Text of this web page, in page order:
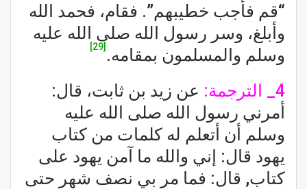
“قم فأجب خطيبهم”. فقام، فحمد الله
وأبلغ، وسر رسول الله صلى الله عليه
وسلم والمسلمون بمقامه. [29]
4_ الترجمة:
عن زيد بن ثابت، قال:
أمرني رسول الله صلى الله عليه
وسلم أن أتعلم له كلمات من كتاب
يهود قال: إني والله ما آمن يهود على
كتاب, قال: فما مر بي نصف شهر حتى